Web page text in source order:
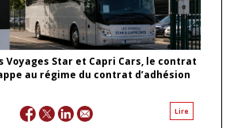
Voyages Star et Capri Cars, le contrat
au régime du contrat d’adhésion
Lire